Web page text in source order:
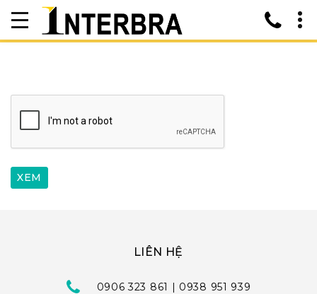
LIÊN HỆ
0906 323 861 | 0938 951 939